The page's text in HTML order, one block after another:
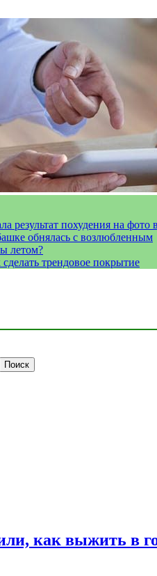
результат похудения на фото
обнялась с возлюбленным
летом?
трендовое покрытие
как выжить в